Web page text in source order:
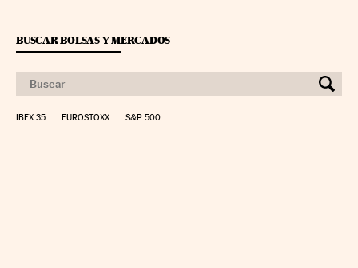
BUSCAR BOLSAS Y MERCADOS
IBEX 35 EUROSTOXX S&P 500